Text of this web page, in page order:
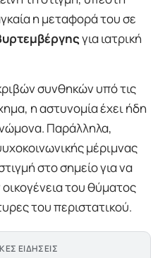
η μεταφορά του σε
για ιατρική
συνθηκών υπό τις
η αστυνομία έχει ήδη
Παράλληλα,
μέριμνας
στο σημείο για να
του θύματος
του περιστατικού.
ΕΙΔΗΣΕΙΣ